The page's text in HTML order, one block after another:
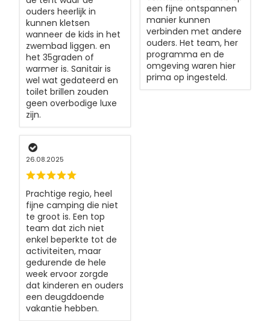
ouders heerlijk in
kunnen kletsen
wanneer de kids in het
zwembad liggen. en
het 35graden of
warmer is. Sanitair is
wel wat gedateerd en
toilet brillen zouden
geen overbodige luxe
zijn.
26.08.2025
Prachtige regio, heel
fijne camping die niet
te groot is. Een top
team dat zich niet
enkel beperkte tot de
activiteiten, maar
gedurende de hele
week ervoor zorgde
dat kinderen en ouders
een deugddoende
vakantie hebben.
een fijne ontspannen
manier kunnen
verbinden met andere
ouders. Het team, her
programma en de
omgeving waren hier
prima op ingesteld.